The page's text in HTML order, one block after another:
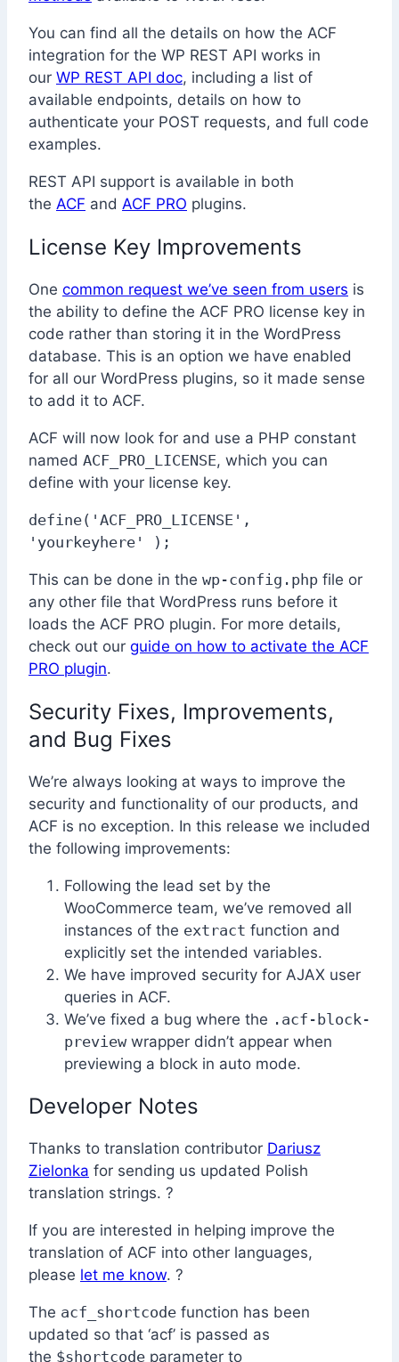
You can find all the details on how the ACF
integration for the WP REST API works in
our WP REST API doc, including a list of
available endpoints, details on how to
authenticate your POST requests, and full code
examples.
REST API support is available in both
the ACF and ACF PRO plugins.
License Key Improvements
One common request we’ve seen from users is
the ability to define the ACF PRO license key in
code rather than storing it in the WordPress
database. This is an option we have enabled
for all our WordPress plugins, so it made sense
to add it to ACF.
ACF will now look for and use a PHP constant
named ACF_PRO_LICENSE, which you can
define with your license key.
define('ACF_PRO_LICENSE',
'yourkeyhere' );
This can be done in the wp-config.php file or
any other file that WordPress runs before it
loads the ACF PRO plugin. For more details,
check out our guide on how to activate the ACF
PRO plugin.
Security Fixes, Improvements,
and Bug Fixes
We’re always looking at ways to improve the
security and functionality of our products, and
ACF is no exception. In this release we included
the following improvements:
Following the lead set by the
WooCommerce team, we’ve removed all
instances of the extract function and
explicitly set the intended variables.
We have improved security for AJAX user
queries in ACF.
We’ve fixed a bug where the .acf-block-
preview wrapper didn’t appear when
previewing a block in auto mode.
Developer Notes
Thanks to translation contributor Dariusz
Zielonka for sending us updated Polish
translation strings. ?
If you are interested in helping improve the
translation of ACF into other languages,
please let me know. ?
The acf_shortcode function has been
updated so that ‘acf’ is passed as
the $shortcode parameter to